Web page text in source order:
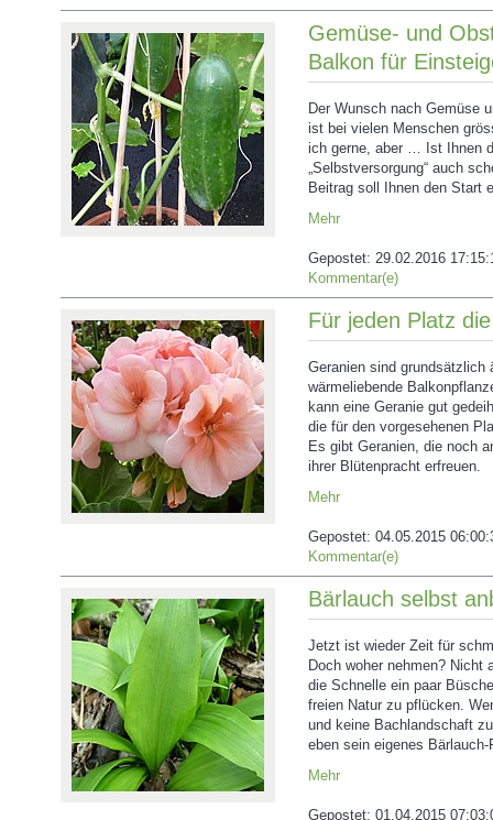
Gemüse- und
Balkon für
Der Wunsch nach Gemüse
ist bei vielen Menschen
ich gerne, aber … Ist Ihnen
„Selbstversorgung“ auch
Beitrag soll Ihnen den Start
Mehr
Gepostet: 29.02.2016
Kommentar(e)
Für jeden Platz
Geranien sind grundsätzlich
wärmeliebende
kann eine Geranie gut
die für den vorgesehenen
Es gibt Geranien, die noch
ihrer Blütenpracht erfreuen.
Mehr
Gepostet: 04.05.2015
Kommentar(e)
Bärlauch selbst
Jetzt ist wieder Zeit für
Doch woher nehmen? Nicht
die Schnelle ein paar
freien Natur zu pflücken.
und keine Bachlandschaft
eben sein eigenes Bärlauch-
Mehr
Gepostet: 01.04.2015